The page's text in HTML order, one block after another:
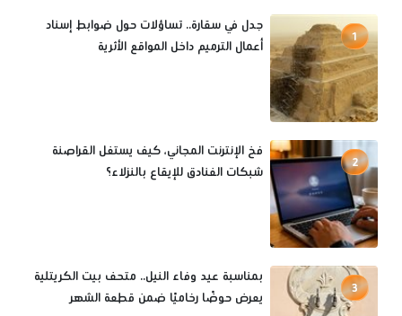
1
جدل في سقارة.. تساؤلات حول ضوابط إسناد
أعمال الترميم داخل المواقع الأثرية
2
فخ الإنترنت المجاني، كيف يستغل القراصنة
شبكات الفنادق للإيقاع بالنزلاء؟
3
بمناسبة عيد وفاء النيل.. متحف بيت الكريتلية
يعرض حوضًا رخاميًا ضمن قطعة الشهر